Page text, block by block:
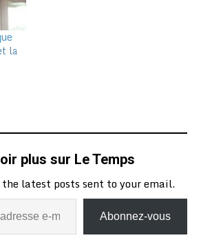
la
plus sur Le Temps
latest posts sent to your email.
Abonnez-vous